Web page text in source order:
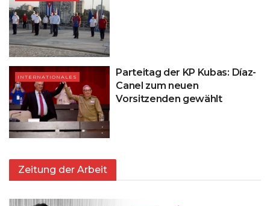
INTERNATIONALES
Parteitag der KP Kubas: Díaz-
Canel zum neuen
Vorsitzenden gewählt
Zeitung der Arbeit